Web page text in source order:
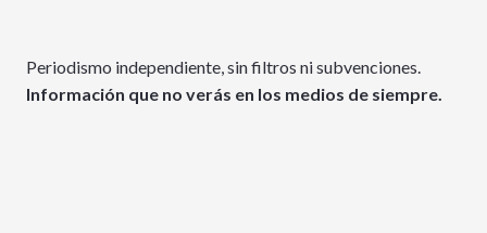
Periodismo independiente, sin filtros ni subvenciones.
Información que no verás en los medios de siempre.